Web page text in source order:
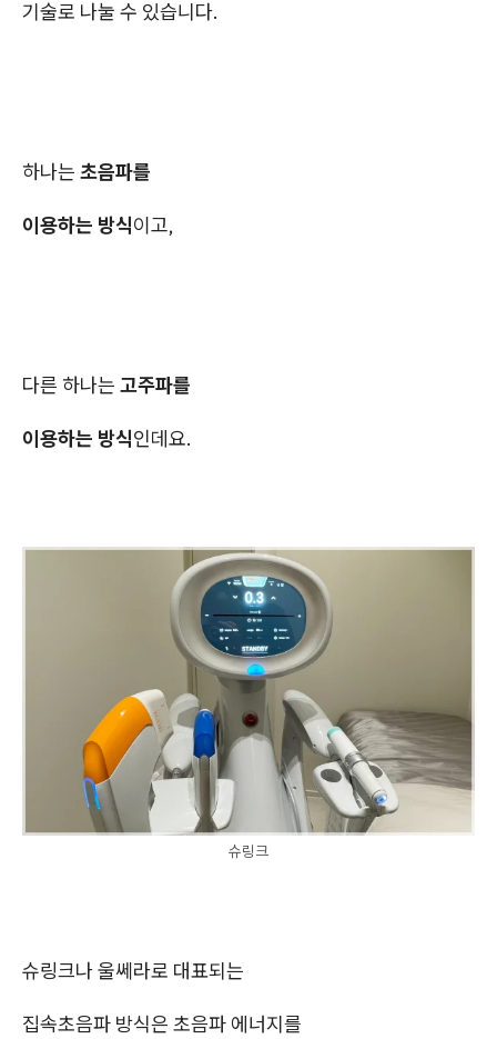
기술로 나눌 수 있습니다.
하나는 초음파를
이용하는 방식이고,
다른 하나는 고주파를
이용하는 방식인데요.
슈링크
슈링크나 울쎄라로 대표되는
집속초음파 방식은 초음파 에너지를